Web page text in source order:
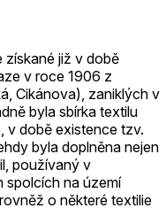
získané již v době
v roce 1906 z
Cikánova), zaniklých v
byla sbírka textilu
v době existence tzv.
byla doplněna nejen
používaný v
spolcích na území
o některé textilie